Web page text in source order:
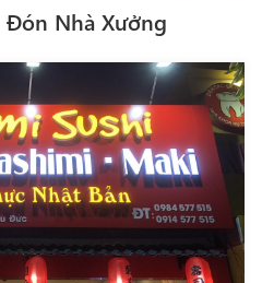
Đón Nhà Xưởng